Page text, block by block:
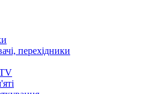
перехідники